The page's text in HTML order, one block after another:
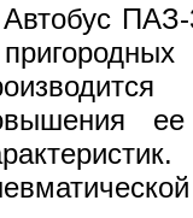
Автобус ПАЗ-
ее